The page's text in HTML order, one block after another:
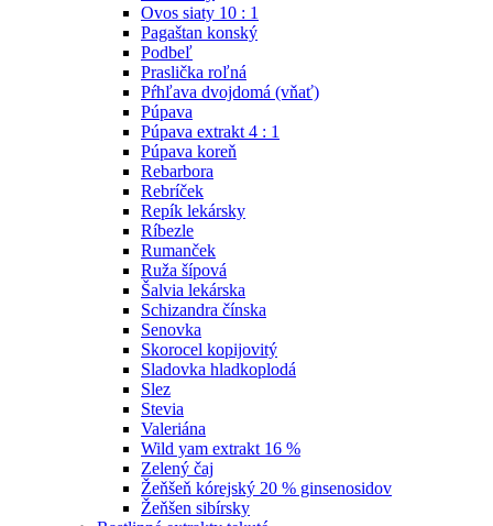
Ovos siaty 10 : 1
Pagaštan konský
Podbeľ
Praslička roľná
Pŕhľava dvojdomá (vňať)
Púpava
Púpava extrakt 4 : 1
Púpava koreň
Rebarbora
Rebríček
Repík lekársky
Ríbezle
Rumanček
Ruža šípová
Šalvia lekárska
Schizandra čínska
Senovka
Skorocel kopijovitý
Sladovka hladkoplodá
Slez
Stevia
Valeriána
Wild yam extrakt 16 %
Zelený čaj
Žeňšeň kórejský 20 % ginsenosidov
Žeňšen sibírsky